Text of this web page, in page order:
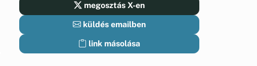
megosztás X-en
küldés emailben
link másolása